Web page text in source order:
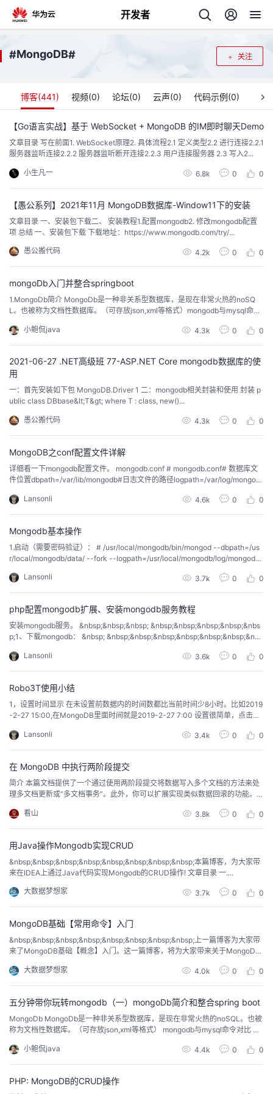
开发者
回
个
人
主
页
我
的
开
发
者
我
子
直
播
的
活
动
我
的
关
注
我
的
开
发
者
学
我
的
课
程
我
的
认
证
我
的
实
我
的
藏
我
的
Programs
我
的
支
持
的
技
术
支
我
的
云
声
关注
#MongoDB#
博客(441) 视频(0) 论坛(0) 云声(0) 代码示例(0)
【Go语言实战】基于 WebSocket + MongoDB 的IM即时聊天Demo
文章目录 写在前面1. WebSocket原理2. 具体流程2.1 定义类型2.2 进行连接2.2.1
服务器监听连接2.2.2 服务器监听断开连接2.2.3 用户连接服务器 2.3 写入2...
小生凡一 6.8k 0 0
【愚公系列】2021年11月 MongoDB数据库-Window11下的安装
文章目录 一、安装包下载二、 安装教程1.配置mongodb2. 修改mongodb配置
项 总结 一、安装包下载 下载地址：https://www.mongodb.com/try/...
愚公搬代码 4.2k 0 0
mongoDb入门并整合springboot
1.MongoDb简介 MongoDb是一种非关系型数据库，是现在非常火热的noSQ
L。也被称为文档性数据库。（可存放json,xml等格式）mongodb与mysql命令
小鲍侃java
4.3k 0 0
2021-06-27 .NET高级班 77-ASP.NET Core mongodb数据库的使
用
一：首先安装如下包 MongoDB.Driver 1 二：mongodb相关封装和使用 封装 p
ublic class DBbase&lt;T&gt; where T : class, new()...
愚公搬代码 4.3k 0 0
MongoDB之conf配置文件详解
详细看一下mongodb配置文件。 mongodb.conf # mongodb.conf# 数据库文
件位置dbpath=/var/lib/mongodb#日志文件的路径logpath=/var/log/mongod
定ipbind_...
Lansonli 4.6k 0 0
Mongodb基本操作
1.启动（需要密码验证）： # /usr/local/mongodb/bin/mongod --dbpath=/us
r/local/mongodb/data/ --fork --logpath=/usr/local/mongodb/log/mongodb.l
Lansonli
3.7k 0 0
php配置mongodb扩展、安装mongodb服务教程
安装mongodb服务。 &nbsp;&nbsp;&nbsp; &nbsp;&nbsp;&nbsp;&nbsp;&nbs
p;1、下载mongodb： &nbsp; &nbsp;&nbsp;&nbsp;&nbsp;&nbsp;&nbsp;&nbs
Lansonli
3.6k 0 0
Robo3T使用小结
1，设置时间显示 在未设置前数据内的时间数都比当前时间少8小时。比如2019
-2-27 15:00,在MongoDB里面时间就是2019-2-27 7:00 设置很简单，点击Op
右上角这个长条请忽略...
Lansonli 3.4k 0 0
在 MongoDB 中执行两阶段提交
简介 本篇文档提供了一个通过使用两阶段提交将数据写入多个文档的方法来处
理多文档更新或“多文档事务”。此外，你可以扩展实现类似数据回滚的功能。
看山
3.8k 0 0
用Java操作Mongodb实现CRUD
&nbsp;&nbsp;&nbsp;&nbsp;&nbsp;&nbsp;&nbsp;&nbsp;本篇博客，为大家带
来在IDEA上通过Java代码实现Mongodb的CRUD操作! 文章目录 一....
大数据梦想家 3.7k 0 0
MongoDB基础【常用命令】入门
&nbsp;&nbsp;&nbsp;&nbsp;&nbsp;&nbsp;&nbsp;&nbsp;上一篇博客为大家带
来了MongoDB基础【概念】入门。这一篇博客，将为大家带来关于MongoDB
大数据梦想家
4.0k 0 0
五分钟带你玩转mongodb（一）mongoDb简介和整合spring boot
MongoDb MongoDb是一种非关系型数据库，是现在非常火热的noSQL。也被
称为文档性数据库。（可存放json,xml等格式） mongodb与mysql命令对比 传
小鲍侃java
4.4k 0 0
PHP: MongoDB的CRUD操作